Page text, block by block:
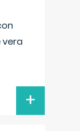
vera
+